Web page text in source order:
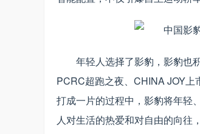
年轻人选择了影豹，影豹也
PCRC超跑之夜、CHINA JOY
打成一片的过程中，影豹将年轻
人对生活的热爱和对自由的向往